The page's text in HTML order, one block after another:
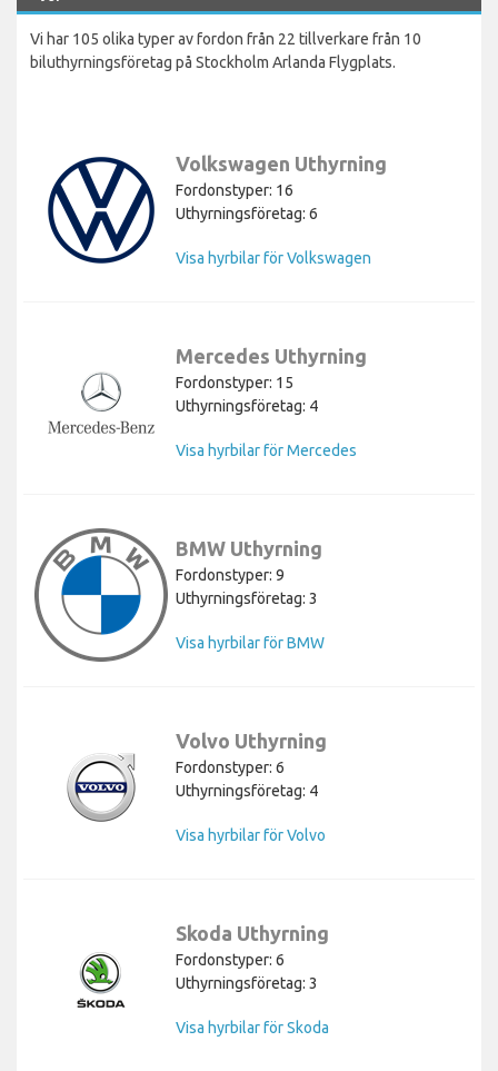
Vi har 105 olika typer av fordon från 22 tillverkare från 10
biluthyrningsföretag på Stockholm Arlanda Flygplats.
Volkswagen Uthyrning
Fordonstyper: 16
Uthyrningsföretag: 6
Visa hyrbilar för Volkswagen
Mercedes Uthyrning
Fordonstyper: 15
Uthyrningsföretag: 4
Visa hyrbilar för Mercedes
BMW Uthyrning
Fordonstyper: 9
Uthyrningsföretag: 3
Visa hyrbilar för BMW
Volvo Uthyrning
Fordonstyper: 6
Uthyrningsföretag: 4
Visa hyrbilar för Volvo
Skoda Uthyrning
Fordonstyper: 6
Uthyrningsföretag: 3
Visa hyrbilar för Skoda